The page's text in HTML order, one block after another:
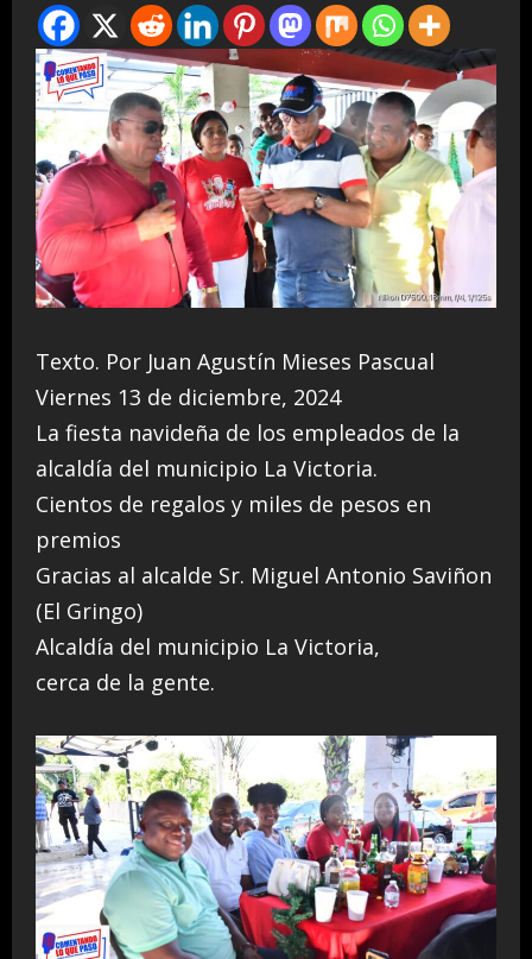
Texto. Por Juan Agustín Mieses Pascual
Viernes 13 de diciembre, 2024
La fiesta navideña de los empleados de la
alcaldía del municipio La Victoria.
Cientos de regalos y miles de pesos en
premios
Gracias al alcalde Sr. Miguel Antonio Saviñon
(El Gringo)
Alcaldía del municipio La Victoria,
cerca de la gente.